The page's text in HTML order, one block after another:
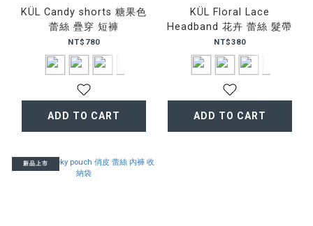
KÜL Candy shorts 糖果色
蕾絲 疊穿 短褲
NT$780
ADD TO CART
KÜL Floral Lace
Headband 花卉 蕾絲 髮帶
NT$380
ADD TO CART
新品上市